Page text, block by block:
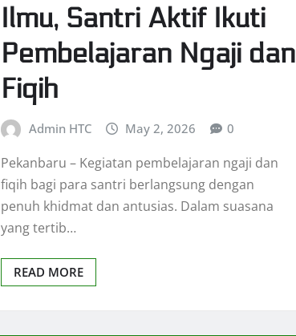
Ilmu, Santri Aktif Ikuti
Pembelajaran Ngaji dan
Fiqih
Admin HTC May 2, 2026 0
Pekanbaru – Kegiatan pembelajaran ngaji dan
fiqih bagi para santri berlangsung dengan
penuh khidmat dan antusias. Dalam suasana
yang tertib…
READ MORE